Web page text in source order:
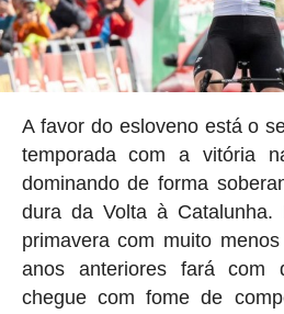
A favor do esloveno está o
temporada com a vitória
dominando de forma
dura da Volta à
primavera com muito
anos anteriores fará
chegue com fome de